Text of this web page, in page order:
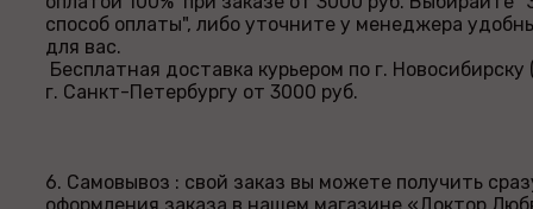
способ оплаты", либо уточните у менеджера
для вас.
Бесплатная доставка курьером по г. Новосибирску
г. Санкт-Петербургу от 3000 руб.
6. Самовывоз : свой заказ вы можете получить